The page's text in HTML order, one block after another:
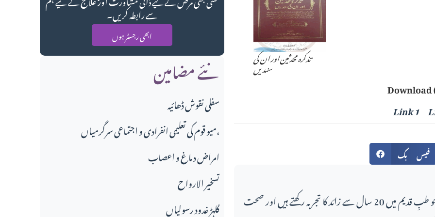
سے رابطہ کریں۔
ابھی رجسٹر ہوں
نئے مضامین
سفلی نقوش ڈھائیہ
میو قوم کی تعلیمی انفرادی و اجتماعی سرگرمیاں،
امراض د ماغ و اعصاب
تسخير الارواح
گلہڑ غدود رسولیاں
تذکرہ محدثین اور ان کی
سندیں
Download
Link 1
فیس بک
اس مضمون کے لکھاری، جو طبِ قدیم میں 20 سال سے زائد کا تجربہ رکھتے ہیں اور صحت